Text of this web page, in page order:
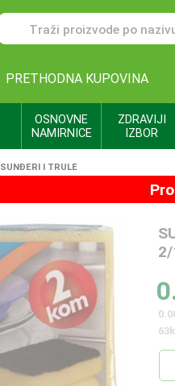
PRETHODNA KUPOVINA
OSNOVNE
NAMIRNICE
ZDRAVIJI
IZBOR
SUNĐERI I TRULE
2/